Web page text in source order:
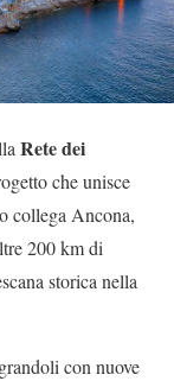
Rete dei
che unisce
collega Ancona,
200 km di
storica nella
con nuove